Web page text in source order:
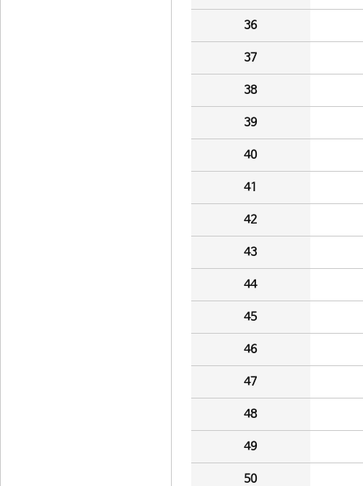
36
37
38
39
40
41
42
43
44
45
46
47
48
49
50